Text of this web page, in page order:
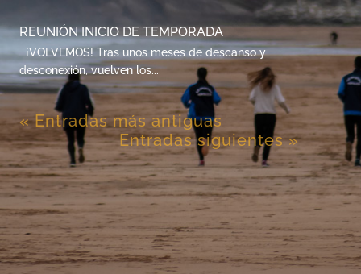
REUNIÓN INICIO DE TEMPORADA
¡VOLVEMOS! Tras unos meses de descanso y
desconexión, vuelven los...
« Entradas más antiguas
Entradas siguientes »